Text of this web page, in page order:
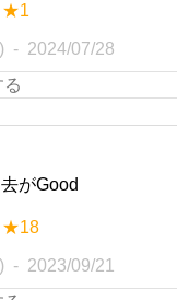
★1
2024/07/28
がGood
★18
2023/09/21